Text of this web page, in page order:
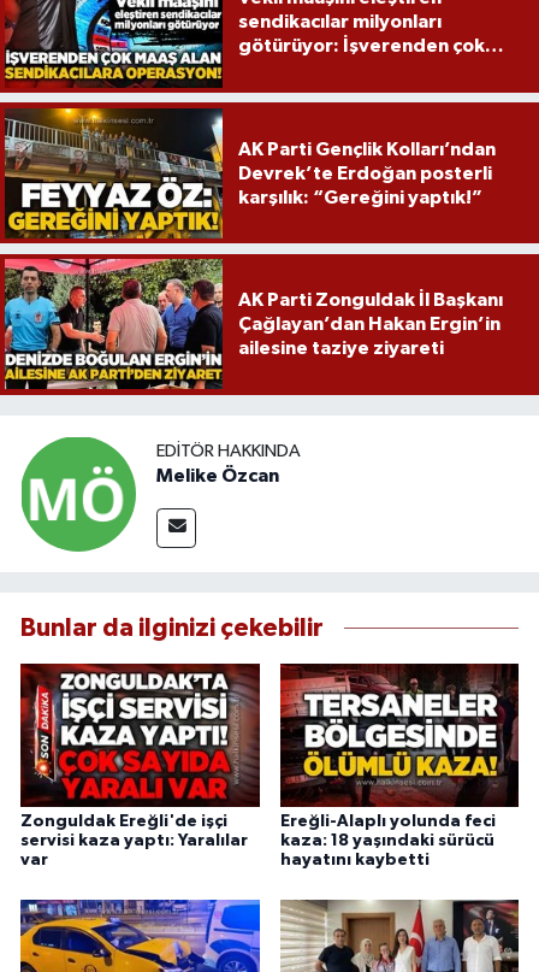
sendikacılar milyonları
götürüyor: İşverenden çok
operasyon!
AK Parti Gençlik Kolları’ndan
Devrek’te Erdoğan posterli
karşılık: “Gereğini yaptık!”
AK Parti Zonguldak İl Başkanı
Çağlayan’dan Hakan Ergin’in
ailesine taziye ziyareti
EDITÖR HAKKINDA
Melike Özcan
Bunlar da ilginizi çekebilir
Zonguldak Ereğli'de işçi
servisi kaza yaptı: Yaralılar
var
Ereğli-Alaplı yolunda feci
kaza: 18 yaşındaki sürücü
hayatını kaybetti